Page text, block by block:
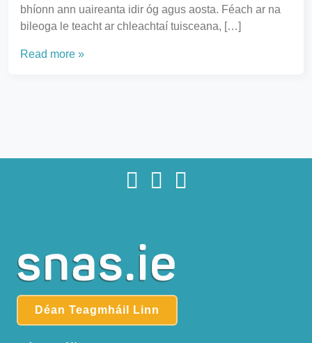
bhíonn ann uaireanta idir óg agus aosta. Féach ar na
bileoga le teacht ar chleachtaí tuisceana, […]
Read more »
Déan Teagmháil Linn